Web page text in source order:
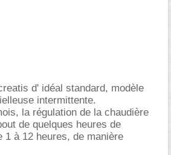
d' idéal standard, modèle
intermittente.
la régulation de la chaudière
de quelques heures de
1 à 12 heures, de manière